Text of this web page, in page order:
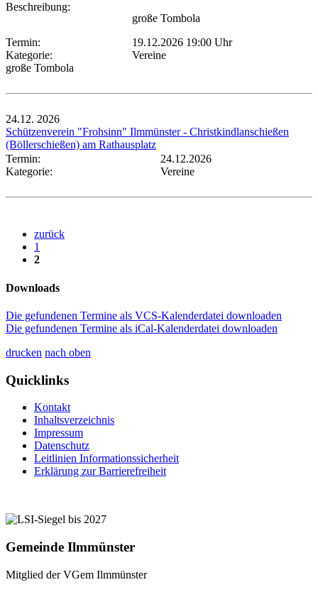
Beschreibung:
große Tombola
Termin:
19.12.2026 19:00 Uhr
Kategorie:
Vereine
große Tombola
24.12. 2026
Schützenverein "Frohsinn" Ilmmünster - Christkindlanschießen
(Böllerschießen) am Rathausplatz
Termin:
24.12.2026
Kategorie:
Vereine
zurück
1
2
Downloads
Die gefundenen Termine als VCS-Kalenderdatei downloaden
Die gefundenen Termine als iCal-Kalenderdatei downloaden
drucken nach oben
Quicklinks
Kontakt
Inhaltsverzeichnis
Impressum
Datenschutz
Leitlinien Informationssicherheit
Erklärung zur Barrierefreiheit
Gemeinde Ilmmünster
Mitglied der VGem Ilmmünster